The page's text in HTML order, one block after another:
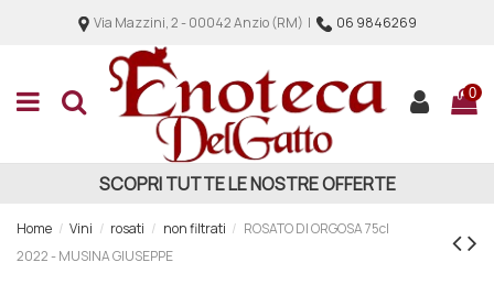
Via Mazzini, 2 - 00042 Anzio (RM) | 06 9846269
0
SCOPRI TUTTE LE NOSTRE OFFERTE
Home Vini rosati non filtrati
ROSATO DI ORGOSA 75cl
2022 - MUSINA GIUSEPPE